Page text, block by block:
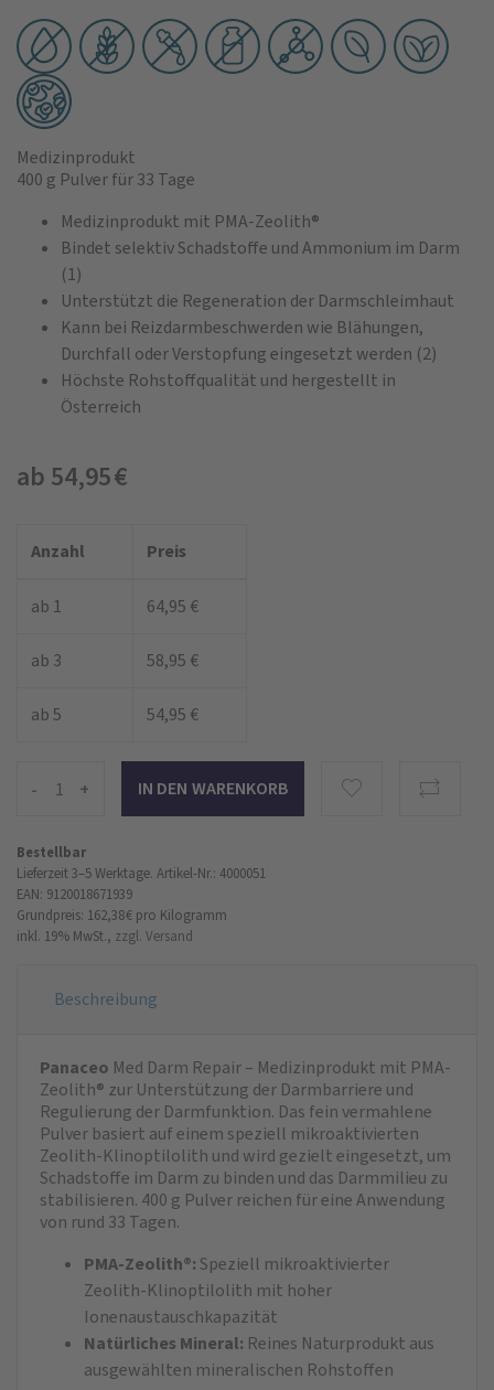
Medizinprodukt
400 g Pulverfür 33 Tage
Medizinprodukt mit PMA-Zeolith®
Bindet selektiv Schadstoffe und Ammonium im Darm
(1)
Unterstützt die Regeneration der Darmschleimhaut
Kann bei Reizdarmbeschwerden wie Blähungen,
Durchfall oder Verstopfung eingesetzt werden (2)
Höchste Rohstoffqualität und hergestellt in
Österreich
ab 54,95 €
Anzahl Preis
ab 1 64,95 €
ab 3 58,95 €
ab 5 54,95 €
- +
Bestellbar
Lieferzeit 3–5 Werktage. Artikel-Nr.: 4000051
EAN: 9120018671939
Grundpreis: 162,38 € pro Kilogramm
inkl. 19% MwSt., zzgl. Versand
Beschreibung
Panaceo Med Darm Repair – Medizinprodukt mit PMA-
Zeolith® zur Unterstützung der Darmbarriere und
Regulierung der Darmfunktion. Das fein vermahlene
Pulver basiert auf einem speziell mikroaktivierten
Zeolith-Klinoptilolith und wird gezielt eingesetzt, um
Schadstoffe im Darm zu binden und das Darmmilieu zu
stabilisieren. 400 g Pulver reichen für eine Anwendung
von rund 33 Tagen.
PMA-Zeolith®:Speziell mikroaktivierter
Zeolith-Klinoptilolith mit hoher
Ionenaustauschkapazität
Natürliches Mineral: Reines Naturprodukt aus
ausgewählten mineralischen Rohstoffen